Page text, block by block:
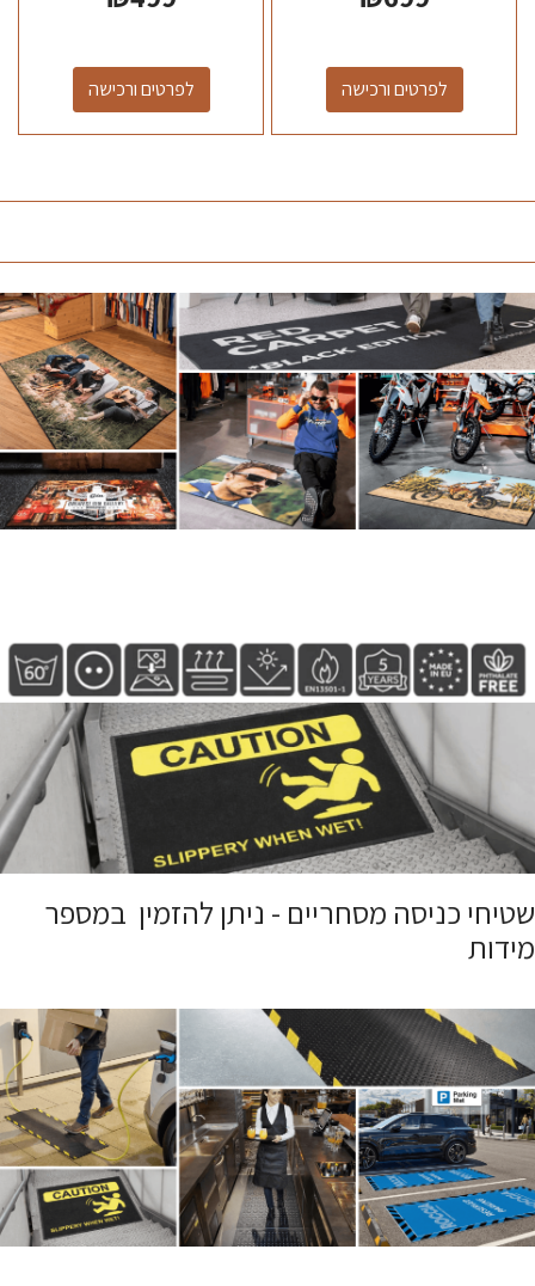
לפרטים ורכישה לפרטים ורכישה
שטיחי כניסה מסחריים - ניתן להזמין במספר
מידות